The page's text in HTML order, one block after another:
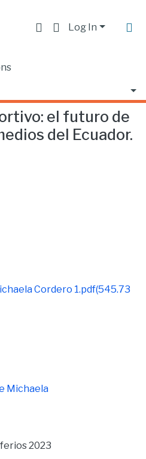
Log In
el futuro de
del Ecuador.
Cordero 1.pdf(545.73
Michaela
2023